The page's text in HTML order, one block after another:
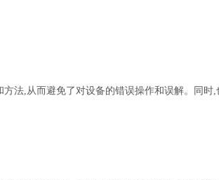
法,从而避免了对设备的错误操作和误解。同时,